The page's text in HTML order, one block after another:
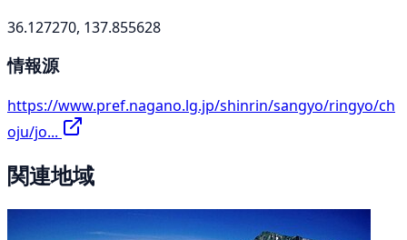
36.127270, 137.855628
情報源
https://www.pref.nagano.lg.jp/shinrin/sangyo/ringyo/ch
oju/jo...
関連地域